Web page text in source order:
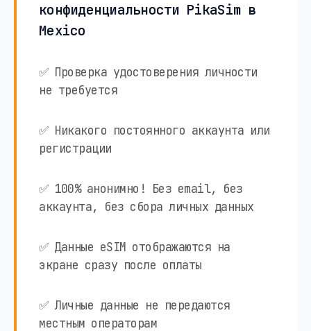
конфиденциальности PikaSim в
Mexico
✅ Проверка удостоверения личности
не требуется
✅ Никакого постоянного аккаунта или
регистрации
✅ 100% анонимно! Без email, без
аккаунта, без сбора личных данных
✅ Данные eSIM отображаются на
экране сразу после оплаты
✅ Личные данные не передаются
местным операторам